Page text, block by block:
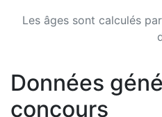
Les âges sont calculés
Données
concours